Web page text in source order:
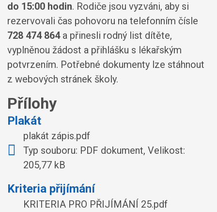
do 15:00 hodin. Rodiče jsou vyzváni, aby si
rezervovali čas pohovoru na telefonním čísle
728 474 864a přinesli rodný list dítěte,
vyplněnou žádost a přihlášku s lékařským
potvrzením. Potřebné dokumenty lze stáhnout
z webových stránek školy.
Přílohy
Plakát
plakát zápis.pdf
Typ souboru: PDF dokument, Velikost:
205,77 kB
Kriteria přijímání
KRITERIA PRO PŘIJÍMÁNÍ 25.pdf